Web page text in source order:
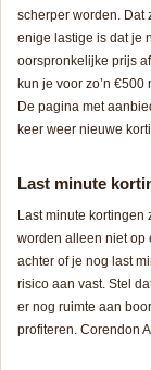
scherper worden. Dat
enige lastige is dat je
oorspronkelijke prijs
kun je voor zo’n
De pagina met
keer weer nieuwe
Last minute
Last minute kortingen
worden alleen niet op
achter of je nog last
risico aan vast. Stel
er nog ruimte aan
profiteren. Corendon